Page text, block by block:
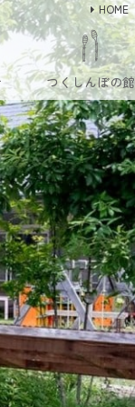
つくしんぼの館
HOME